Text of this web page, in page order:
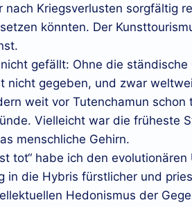
nach Kriegsverlusten sorgfältig
könnten. Der
gefällt: Ohne die
nicht gegeben, und zwar
weit vor Tutenchamun
Vielleicht war die früheste
menschliche Gehirn.
tot“ habe ich den
in die Hybris fürstlicher und
Hedonismus der